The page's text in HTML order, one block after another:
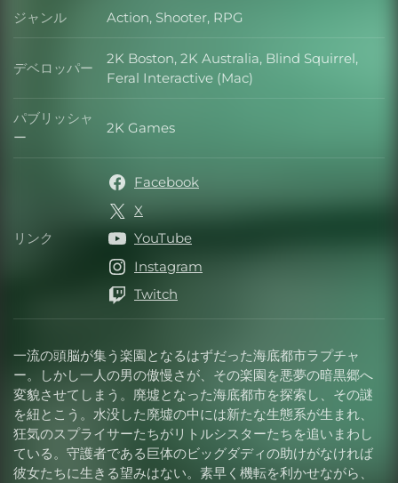
一流の頭脳が集う楽園となるはずだった海底都市ラプチャ
ー。しかし一人の男の傲慢さが、その楽園を悪夢の暗黒郷へ
変貌させてしまう。廃墟となった海底都市を探索し、その謎
を紐とこう。水没した廃墟の中には新たな生態系が生まれ、
狂気のスプライサーたちがリトルシスターたちを追いまわし
ている。守護者である巨体のビッグダディの助けがなければ
彼女たちに生きる望みはない。素早く機転を利かせながら、
ジャンル ジャンル
Action, Shooter, RPG
デベロッパー デベロッパー
2K Boston, 2K Australia, Blind Squirrel,
Feral Interactive (Mac)
パブリッシャ
ー
パブリッシャー
2K Games
リンク リンク
Facebook
X
YouTube
Instagram
Twitch